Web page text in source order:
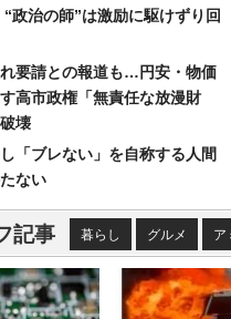
政治の師”は激励に駆けずり回
要請との報道も…円安・物価
高市政権「無責任な放漫財
壊
「ブレない」を自称する人間
ない
記事 暮らし グルメ ア